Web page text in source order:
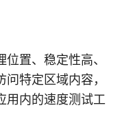
置、稳定性高、
特定区域内容，
用内的速度测试工